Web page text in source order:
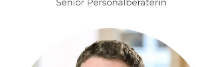
Senior Personalberaterin